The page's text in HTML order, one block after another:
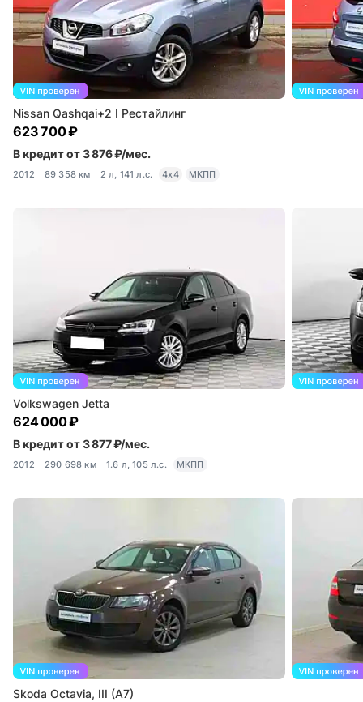
Nissan Qashqai+2 I Рестайлинг
623 700 ₽
В кредит от 3 876 ₽/мес.
2012 89 358 км 2 л, 141 л.с. 4x4 МКПП
Volkswagen Jetta
624 000 ₽
В кредит от 3 877 ₽/мес.
2012 290 698 км 1.6 л, 105 л.с. МКПП
Skoda Octavia, III (A7)